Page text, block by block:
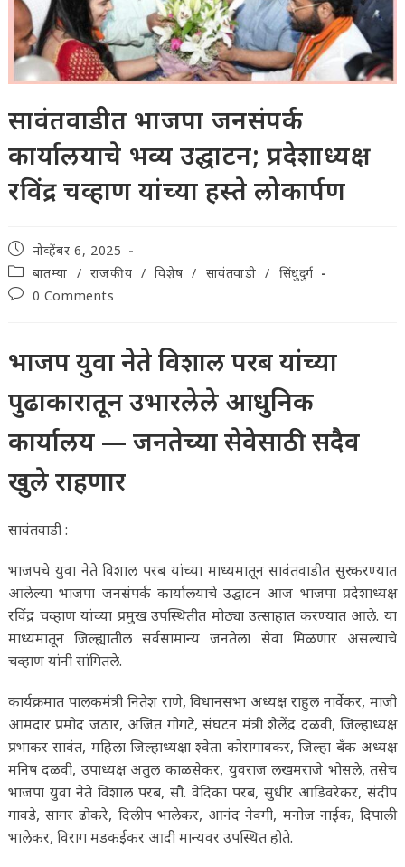
सावंतवाडीत भाजपा जनसंपर्क
कार्यालयाचे भव्य उद्घाटन; प्रदेशाध्यक्ष
रविंद्र चव्हाण यांच्या हस्ते लोकार्पण
Post
published:
नोव्हेंबर 6, 2025
Post
category:
बातम्या / राजकीय / विशेष / सावंतवाडी / सिंधुदुर्ग
Post0 Comments
भाजप युवा नेते विशाल परब यांच्या
पुढाकारातून उभारलेले आधुनिक
कार्यालय — जनतेच्या सेवेसाठी सदैव
खुले राहणार
सावंतवाडी :
भाजपचे युवा नेते विशाल परब यांच्या माध्यमातून सावंतवाडीत सुरु करण्यात
आलेल्या भाजपा जनसंपर्क कार्यालयाचे उद्घाटन आज भाजपा प्रदेशाध्यक्ष
रविंद्र चव्हाण यांच्या प्रमुख उपस्थितीत मोठ्या उत्साहात करण्यात आले. या
माध्यमातून जिल्ह्यातील सर्वसामान्य जनतेला सेवा मिळणार असल्याचे
चव्हाण यांनी सांगितले.
कार्यक्रमात पालकमंत्री नितेश राणे, विधानसभा अध्यक्ष राहुल नार्वेकर, माजी
आमदार प्रमोद जठार, अजित गोगटे, संघटन मंत्री शैलेंद्र दळवी, जिल्हाध्यक्ष
प्रभाकर सावंत, महिला जिल्हाध्यक्षा श्वेता कोरागावकर, जिल्हा बँक अध्यक्ष
मनिष दळवी, उपाध्यक्ष अतुल काळसेकर, युवराज लखमराजे भोसले, तसेच
भाजपा युवा नेते विशाल परब, सौ. वेदिका परब, सुधीर आडिवरेकर, संदीप
गावडे, सागर ढोकरे, दिलीप भालेकर, आनंद नेवगी, मनोज नाईक, दिपाली
भालेकर, विराग मडकईकर आदी मान्यवर उपस्थित होते.